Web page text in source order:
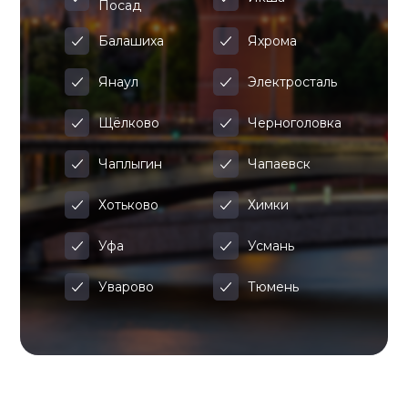
Посад
Балашиха Яхрома
Янаул Электросталь
Щёлково Черноголовка
Чаплыгин Чапаевск
Хотьково Химки
Уфа Усмань
Уварово Тюмень